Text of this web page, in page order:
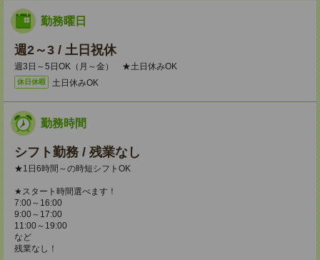
勤務曜日
週2～3 / 土日祝休
週3日～5日OK（月～金） ★土日休みOK
休日休暇 土日休みOK
勤務時間
シフト勤務 / 残業なし
★1日6時間～の時短シフトOK
★スタート時間選べます！
7:00～16:00
9:00～17:00
11:00～19:00
など
残業なし！